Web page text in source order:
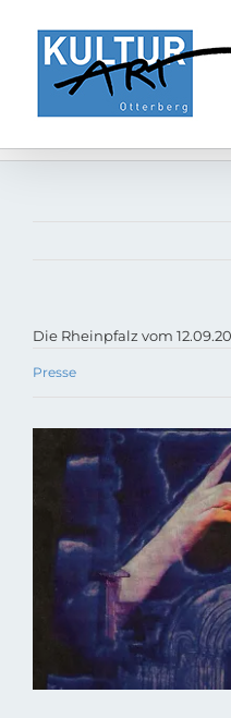
Inhalt
springen
Die Rheinpfalz vom
Presse
grösseres
Bild